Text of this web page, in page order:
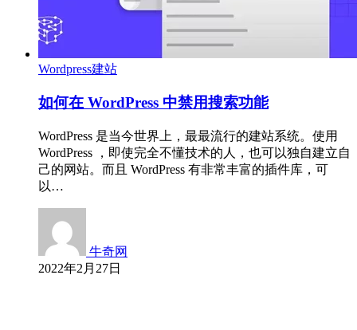
Wordpress建站
如何在 WordPress 中禁用搜索功能
WordPress 是当今世界上，最最流行的建站系统。使用
WordPress ，即使完全不懂技术的人，也可以独自建立自
己的网站。而且 WordPress 有非常丰富的插件库，可
以…
牛奇网
2022年2月27日